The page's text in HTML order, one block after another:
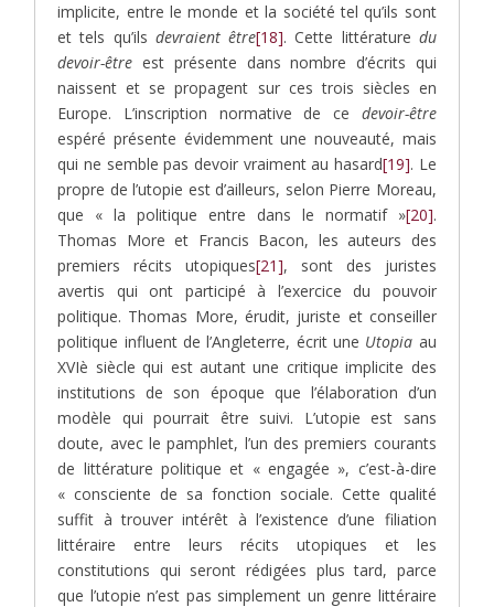
implicite, entre le monde et la société tel qu’ils sont
et tels qu’ils devraient être[18]. Cette littérature du
devoir-être est présente dans nombre d’écrits qui
naissent et se propagent sur ces trois siècles en
Europe. L’inscription normative de ce devoir-être
espéré présente évidemment une nouveauté, mais
qui ne semble pas devoir vraiment au hasard[19]. Le
propre de l’utopie est d’ailleurs, selon Pierre Moreau,
que « la politique entre dans le normatif »[20].
Thomas More et Francis Bacon, les auteurs des
premiers récits utopiques[21], sont des juristes
avertis qui ont participé à l’exercice du pouvoir
politique. Thomas More, érudit, juriste et conseiller
politique influent de l’Angleterre, écrit une Utopia au
XVIè siècle qui est autant une critique implicite des
institutions de son époque que l’élaboration d’un
modèle qui pourrait être suivi. L’utopie est sans
doute, avec le pamphlet, l’un des premiers courants
de littérature politique et « engagée », c’est-à-dire
« consciente de sa fonction sociale. Cette qualité
suffit à trouver intérêt à l’existence d’une filiation
littéraire entre leurs récits utopiques et les
constitutions qui seront rédigées plus tard, parce
que l’utopie n’est pas simplement un genre littéraire